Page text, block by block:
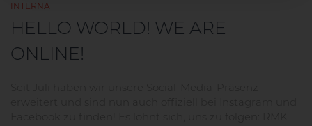
INTERNA
HELLO WORLD! WE ARE
ONLINE!